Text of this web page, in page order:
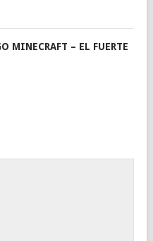
MINECRAFT – EL FUERTE